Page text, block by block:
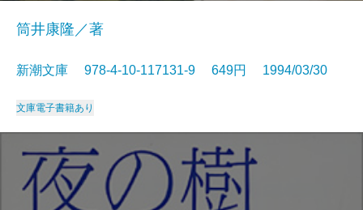
筒井康隆／著
新潮文庫 978-4-10-117131-9 649円 1994/03/30
文庫電子書籍あり